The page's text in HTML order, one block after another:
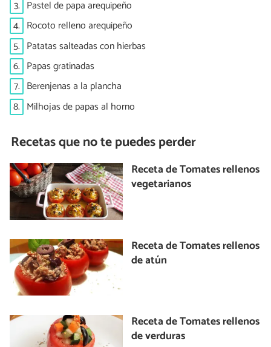
3. Pastel de papa arequipeño
4. Rocoto relleno arequipeño
5. Patatas salteadas con hierbas
6. Papas gratinadas
7. Berenjenas a la plancha
8. Milhojas de papas al horno
Recetas que no te puedes perder
Receta de Tomates rellenos
vegetarianos
Receta de Tomates rellenos
de atún
Receta de Tomates rellenos
de verduras